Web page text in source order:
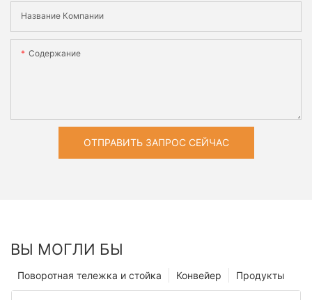
Название Компании
Содержание
ОТПРАВИТЬ ЗАПРОС СЕЙЧАС
ВЫ МОГЛИ БЫ
Продукты
Конвейер
Поворотная тележка и стойка